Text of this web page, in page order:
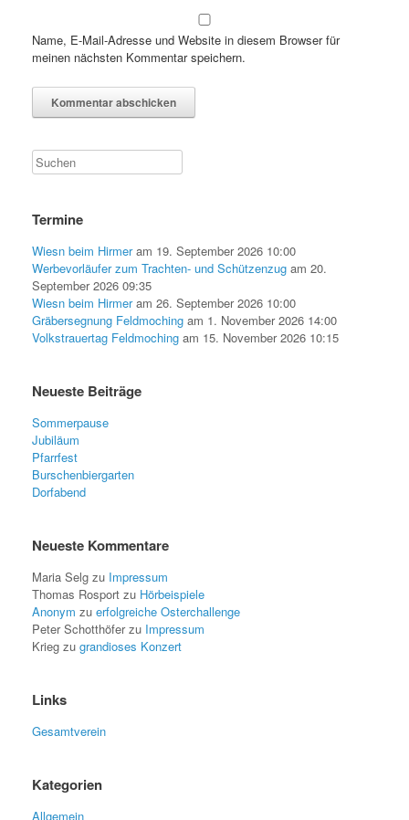
Name, E-Mail-Adresse und Website in diesem Browser für
meinen nächsten Kommentar speichern.
Termine
Wiesn beim Hirmeram 19. September 2026 10:00
Werbevorläufer zum Trachten- und Schützenzug am 20.
September 2026 09:35
Wiesn beim Hirmeram 26. September 2026 10:00
Gräbersegnung Feldmoching am 1. November 2026 14:00
Volkstrauertag Feldmoching am 15. November 2026 10:15
Neueste Beiträge
Sommerpause
Jubiläum
Pfarrfest
Burschenbiergarten
Dorfabend
Neueste Kommentare
Maria Selg zu Impressum
Thomas Rosport zu Hörbeispiele
Anonym zu erfolgreiche Osterchallenge
Peter Schotthöferzu Impressum
Krieg zu grandioses Konzert
Links
Gesamtverein
Kategorien
Allgemein